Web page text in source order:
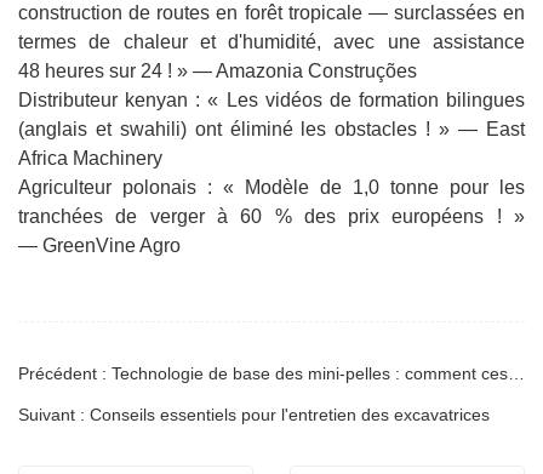
construction de routes en forêt tropicale — surclassées en
termes de chaleur et d'humidité, avec une assistance
48 heures sur 24 ! » — Amazonia Construções
Distributeur kenyan : « Les vidéos de formation bilingues
(anglais et swahili) ont éliminé les obstacles ! » — East
Africa Machinery
Agriculteur polonais : « Modèle de 1,0 tonne pour les
tranchées de verger à 60 % des prix européens ! »
— GreenVine Agro
Suivant : Conseils essentiels pour l'entretien des excavatrices